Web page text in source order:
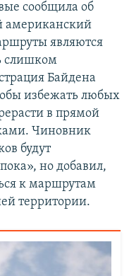
сообщила об
американский
являются
слишком
Байдена
избежать любых
в прямой
Чиновник
будут
но добавил,
к маршрутам
территории.